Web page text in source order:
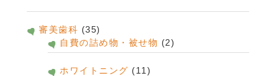
審美歯科 (35)
自費の詰め物・被せ物 (2)
ホワイトニング (11)